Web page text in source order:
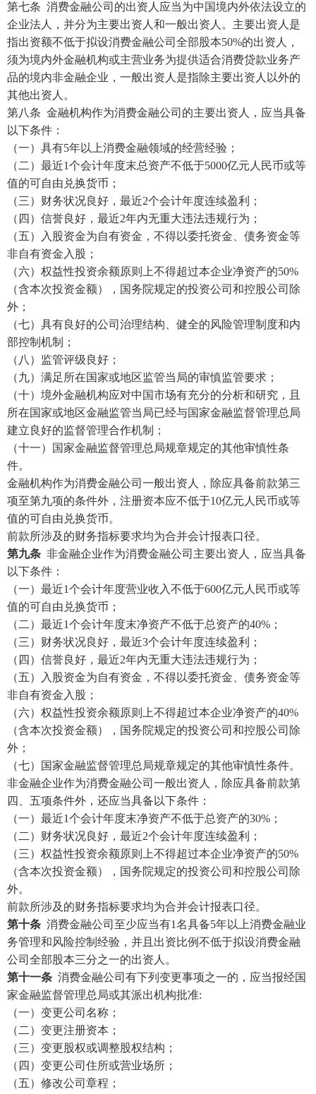
第七条 消费金融公司的出资人应当为中国境内外依法设立的
企业法人，并分为主要出资人和一般出资人。主要出资人是
指出资额不低于拟设消费金融公司全部股本50%的出资人，
须为境内外金融机构或主营业务为提供适合消费贷款业务产
品的境内非金融企业，一般出资人是指除主要出资人以外的
其他出资人。
第八条 金融机构作为消费金融公司的主要出资人，应当具备
以下条件：
（一）具有5年以上消费金融领域的经营经验；
（二）最近1个会计年度末总资产不低于5000亿元人民币或等
值的可自由兑换货币；
（三）财务状况良好，最近2个会计年度连续盈利；
（四）信誉良好，最近2年内无重大违法违规行为；
（五）入股资金为自有资金，不得以委托资金、债务资金等
非自有资金入股；
（六）权益性投资余额原则上不得超过本企业净资产的50%
（含本次投资金额），国务院规定的投资公司和控股公司除
外；
（七）具有良好的公司治理结构、健全的风险管理制度和内
部控制机制；
（八）监管评级良好；
（九）满足所在国家或地区监管当局的审慎监管要求；
（十）境外金融机构应对中国市场有充分的分析和研究，且
所在国家或地区金融监管当局已经与国家金融监督管理总局
建立良好的监督管理合作机制；
（十一）国家金融监督管理总局规章规定的其他审慎性条
件。
金融机构作为消费金融公司一般出资人，除应具备前款第三
项至第九项的条件外，注册资本应不低于10亿元人民币或等
值的可自由兑换货币。
前款所涉及的财务指标要求均为合并会计报表口径。
第九条 非金融企业作为消费金融公司主要出资人，应当具备
以下条件：
（一）最近1个会计年度营业收入不低于600亿元人民币或等
值的可自由兑换货币；
（二）最近1个会计年度末净资产不低于总资产的40%；
（三）财务状况良好，最近3个会计年度连续盈利；
（四）信誉良好，最近2年内无重大违法违规行为；
（五）入股资金为自有资金，不得以委托资金、债务资金等
非自有资金入股；
（六）权益性投资余额原则上不得超过本企业净资产的40%
（含本次投资金额），国务院规定的投资公司和控股公司除
外；
（七）国家金融监督管理总局规章规定的其他审慎性条件。
非金融企业作为消费金融公司一般出资人，除应具备前款第
四、五项条件外，还应当具备以下条件：
（一）最近1个会计年度末净资产不低于总资产的30%；
（二）财务状况良好，最近2个会计年度连续盈利；
（三）权益性投资余额原则上不得超过本企业净资产的50%
（含本次投资金额），国务院规定的投资公司和控股公司除
外。
前款所涉及的财务指标要求均为合并会计报表口径。
第十条 消费金融公司至少应当有1名具备5年以上消费金融业
务管理和风险控制经验，并且出资比例不低于拟设消费金融
公司全部股本三分之一的出资人。
第十一条 消费金融公司有下列变更事项之一的，应当报经国
家金融监督管理总局或其派出机构批准:
（一）变更公司名称；
（二）变更注册资本；
（三）变更股权或调整股权结构；
（四）变更公司住所或营业场所；
（五）修改公司章程；